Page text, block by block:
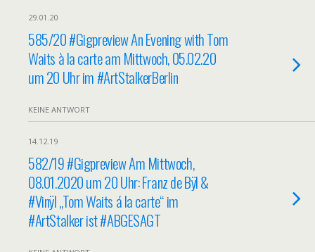
29.01.20
585/20 #Gigpreview An Evening with Tom
Waits à la carte am Mittwoch, 05.02.20
um 20 Uhr im #ArtStalkerBerlin
KEINE ANTWORT
14.12.19
582/19 #Gigpreview Am Mittwoch,
08.01.2020 um 20 Uhr: Franz de Bÿl &
#Vinÿl „Tom Waits á la carte“ im
#ArtStalker ist #ABGESAGT